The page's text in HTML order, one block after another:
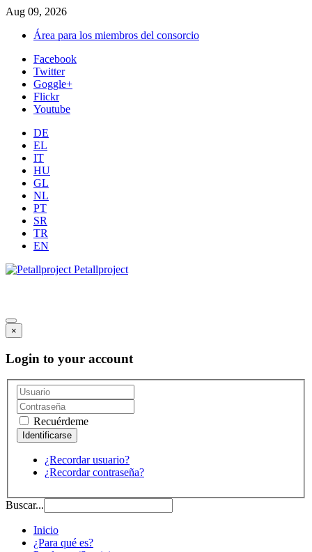
Aug 09, 2026
Área para los miembros del consorcio
Facebook
Twitter
Goggle+
Flickr
Youtube
DE
EL
IT
HU
GL
NL
PT
SR
TR
EN
Petallproject
×
Login to your account
Recuérdeme
¿Recordar usuario?
¿Recordar contraseña?
Buscar...
Inicio
¿Para qué es?